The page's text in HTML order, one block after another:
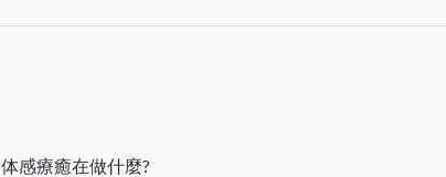
感療癒在做什麼?